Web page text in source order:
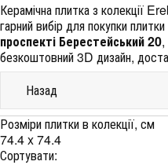
Керамічна плитка з колекції
гарний вибір для покупки
проспекті Берестейський 20,
безкоштовний 3D дизайн,
Назад
Розміри плитки в колекції, см
74.4 x 74.4
Сортувати: